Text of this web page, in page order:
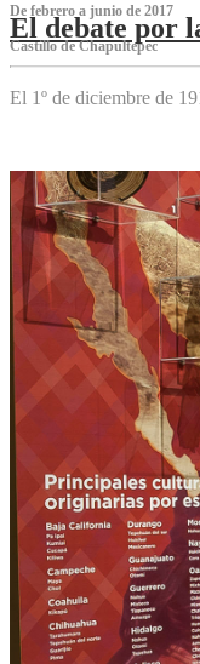
De febrero a junio de 2017
El debate por
Castillo de Chapultepec
El 1º de diciembre de